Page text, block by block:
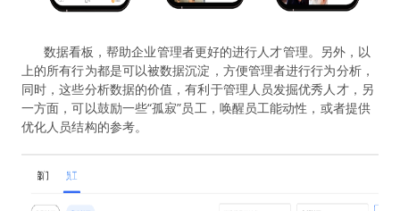
数据看板，帮助企业管理者更好的进行人才管理。另外，以
上的所有行为都是可以被数据沉淀，方便管理者进行行为分析，
同时，这些分析数据的价值，有利于管理人员发掘优秀人才，另
一方面，可以鼓励一些“孤寂”员工，唤醒员工能动性，或者提供
优化人员结构的参考。